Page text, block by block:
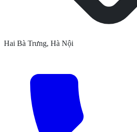
Hai Bà Trưng, Hà Nội